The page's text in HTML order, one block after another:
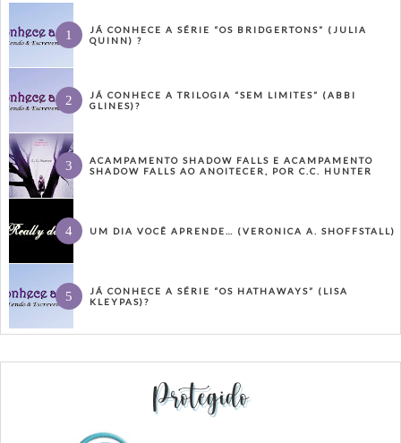
JÁ CONHECE A SÉRIE “OS BRIDGERTONS” (JULIA
QUINN) ?
JÁ CONHECE A TRILOGIA “SEM LIMITES” (ABBI
GLINES)?
ACAMPAMENTO SHADOW FALLS E ACAMPAMENTO
SHADOW FALLS AO ANOITECER, POR C.C. HUNTER
UM DIA VOCÊ APRENDE… (VERONICA A. SHOFFSTALL)
JÁ CONHECE A SÉRIE “OS HATHAWAYS” (LISA
KLEYPAS)?
Protegido